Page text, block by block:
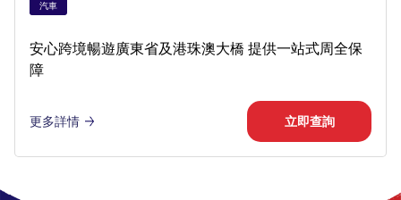
汽車
安心跨境暢遊廣東省及港珠澳大橋 提供一站式周全保
障
更多詳情 立即查詢